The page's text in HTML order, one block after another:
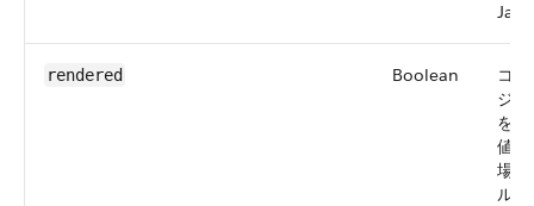
rendered Boolean
コ
ジ
を
値
場
ル